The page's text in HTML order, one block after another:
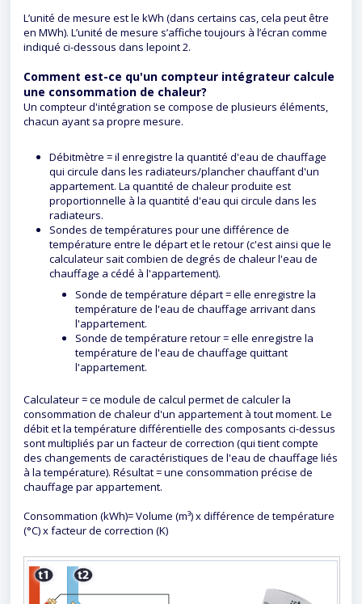
L’unité de mesure est le kWh (dans certains cas, cela peut être
en MWh). L’unité de mesure s’affiche toujours à l’écran comme
indiqué ci-dessous dans lepoint 2.
Comment est-ce qu'un compteur intégrateur calcule
une consommation de chaleur?
Un compteur d'intégration se compose de plusieurs éléments,
chacun ayant sa propre mesure.
Débitmètre = il enregistre la quantité d'eau de chauffage
qui circule dans les radiateurs/plancher chauffant d'un
appartement. La quantité de chaleur produite est
proportionnelle à la quantité d'eau qui circule dans les
radiateurs.
Sondes de températures pour une différence de
température entre le départ et le retour (c'est ainsi que le
calculateur sait combien de degrés de chaleur l'eau de
chauffage a cédé à l'appartement).
Sonde de température départ = elle enregistre la
température de l'eau de chauffage arrivant dans
l'appartement.
Sonde de température retour = elle enregistre la
température de l'eau de chauffage quittant
l'appartement.
Calculateur = ce module de calcul permet de calculer la
consommation de chaleur d'un appartement à tout moment. Le
débit et la température différentielle des composants ci-dessus
sont multipliés par un facteur de correction (qui tient compte
des changements de caractéristiques de l'eau de chauffage liés
à la température). Résultat = une consommation précise de
chauffage par appartement.
Consommation (kWh)= Volume (m³) x différence de température
(°C) x facteur de correction (K)